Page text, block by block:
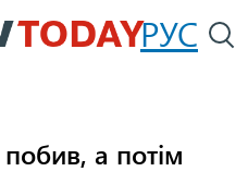
Перейти
до
РУС
а потім